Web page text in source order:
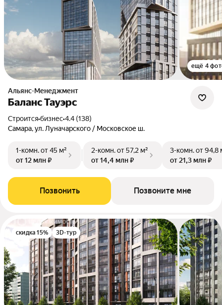
ещё 4
Альянс-Менеджмент
Баланс Тауэрс
Строится•бизнес•4.4 (138)
Самара, ул. Луначарского / Московское ш.
1-комн.от 45 м²
от 12 млн ₽
2-комн.от 57,2 м²
от 14,4 млн ₽
3-комн.от 94,8
от 21,3 млн ₽
Позвонить Позвоните мне
скидка 15% 3D-тур